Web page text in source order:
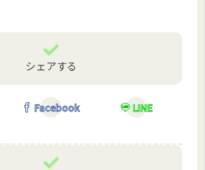
シェアする
Facebook LINE